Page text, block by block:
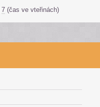
7 (čas ve vteřinách)